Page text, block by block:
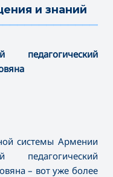
и знаний
педагогический
системы Армении
педагогический
– вот уже более